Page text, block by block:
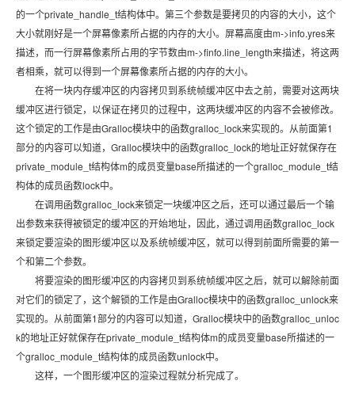
的一个private_handle_t结构体中。第三个参数是要拷贝的内容的大小，这个
大小就刚好是一个屏幕像素所占据的内存的大小。屏幕高度由m->info.yres来
描述，而一行屏幕像素所占用的字节数由m->finfo.line_length来描述，将这两
者相乘，就可以得到一个屏幕像素所占据的内存的大小。
在将一块内存缓冲区的内容拷贝到系统帧缓冲区中去之前，需要对这两块
缓冲区进行锁定，以保证在拷贝的过程中，这两块缓冲区的内容不会被修改。
这个锁定的工作是由Gralloc模块中的函数gralloc_lock来实现的。从前面第1
部分的内容可以知道，Gralloc模块中的函数gralloc_lock的地址正好就保存在
private_module_t结构体m的成员变量base所描述的一个gralloc_module_t结
构体的成员函数lock中。
在调用函数gralloc_lock来锁定一块缓冲区之后，还可以通过最后一个输
出参数来获得被锁定的缓冲区的开始地址，因此，通过调用函数gralloc_lock
来锁定要渲染的图形缓冲区以及系统帧缓冲区，就可以得到前面所需要的第一
个和第二个参数。
将要渲染的图形缓冲区的内容拷贝到系统帧缓冲区之后，就可以解除前面
对它们的锁定了，这个解锁的工作是由Gralloc模块中的函数gralloc_unlock来
实现的。从前面第1部分的内容可以知道，Gralloc模块中的函数gralloc_unloc
k的地址正好就保存在private_module_t结构体m的成员变量base所描述的一
个gralloc_module_t结构体的成员函数unlock中。
这样，一个图形缓冲区的渲染过程就分析完成了。